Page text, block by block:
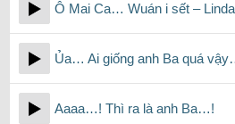
Ô Mai Ca… Wuán i sết – Linda
Ủa… Ai giống anh Ba quá
Aaaa…! Thì ra là anh Ba…!